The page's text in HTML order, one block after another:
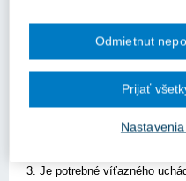
1. Je v tomto prípade
dostupné na trhu?
2. Je potrebné aby osoby
xxxxxxx xxxxxx xxxxxxxx
xxxxxxx x xxxxxxx xxx
xxxxxé vyhlásenie o vylúčení
3. Je potrebné víťazného
Odmietnut
Prijať